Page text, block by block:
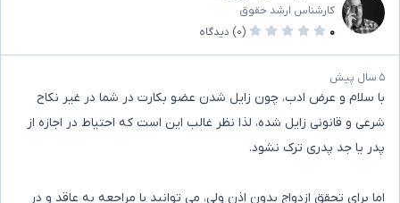
کارشناس ارشد حقوق
۰
(۰) دیدگاه
۵ سال پیش
با سلام و عرض ادب، چون زایل شدن عضو بکارت در شما در غیر نکاح
شرعی و قانونی زایل شده، لذا نظر غالب این است که احتیاط در اجازه از
پدر یا جد پدری ترک نشود.
اما برای تحقق ازدواج بدون اذن ولی، می توانید با مراجعه به عاقد و در